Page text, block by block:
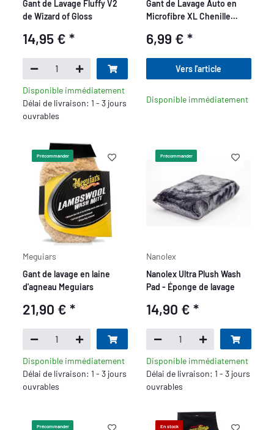
Gant de Lavage Fluffy V2
de Wizard of Gloss
14,95 €*
Disponible immédiatement
Délai de livraison: 1 - 3 jours
ouvrables
Gant de Lavage Auto en
Microfibre XL Chenille
6,99 € *
Vers l'article
Disponible immédiatement
Précommander
Meguiars
Gant de lavage en laine
d'agneau Meguiars
21,90 €*
Disponible immédiatement
Délai de livraison: 1 - 3 jours
ouvrables
Précommander
Nanolex
Nanolex Ultra Plush Wash
Pad - Éponge de lavage
14,90 € *
Disponible immédiatement
Délai de livraison: 1 - 3 jours
ouvrables
Précommander En stock